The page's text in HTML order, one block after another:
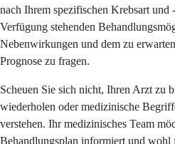
nach Ihrem spezifischen Krebsart und
Verfügung stehenden
Nebenwirkungen und dem zu
Prognose zu fragen.
Scheuen Sie sich nicht, Ihren Arzt zu
wiederholen oder medizinische
verstehen. Ihr medizinisches Team
Behandlungsplan informiert und wohl